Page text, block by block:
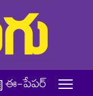
ఈ-పేపర్